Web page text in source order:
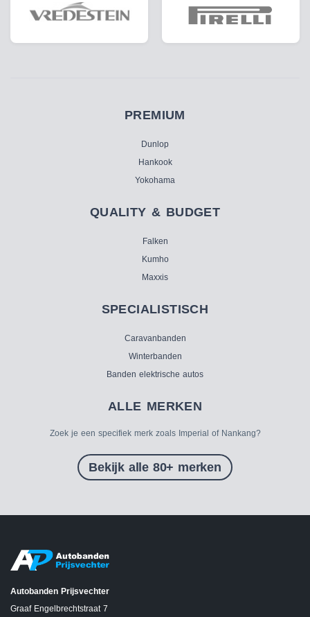
PREMIUM
Dunlop
Hankook
Yokohama
QUALITY & BUDGET
Falken
Kumho
Maxxis
SPECIALISTISCH
Caravanbanden
Winterbanden
Banden elektrische autos
ALLE MERKEN
Zoek je een specifiek merk zoals Imperial of Nankang?
Bekijk alle 80+ merken
Autobanden Prijsvechter
Graaf Engelbrechtstraat 7